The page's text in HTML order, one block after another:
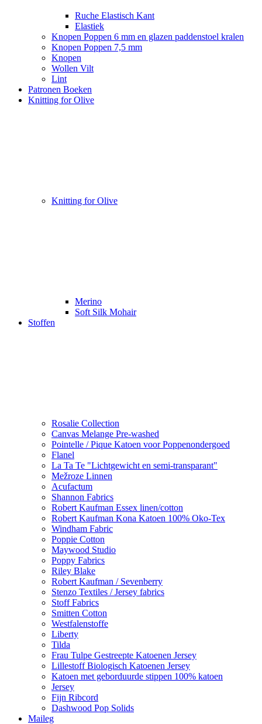
Ruche Elastisch Kant
Elastiek
Knopen Poppen 6 mm en glazen paddenstoel kralen
Knopen Poppen 7,5 mm
Knopen
Wollen Vilt
Lint
Patronen Boeken
Knitting for Olive
Knitting for Olive
Merino
Soft Silk Mohair
Stoffen
Rosalie Collection
Canvas Melange Pre-washed
Pointelle / Pique Katoen voor Poppenondergoed
Flanel
La Ta Te "Lichtgewicht en semi-transparant"
Mežroze Linnen
Acufactum
Shannon Fabrics
Robert Kaufman Essex linen/cotton
Robert Kaufman Kona Katoen 100% Oko-Tex
Windham Fabric
Poppie Cotton
Maywood Studio
Poppy Fabrics
Riley Blake
Robert Kaufman / Sevenberry
Stenzo Textiles / Jersey fabrics
Stoff Fabrics
Smitten Cotton
Westfalenstoffe
Liberty
Tilda
Frau Tulpe Gestreepte Katoenen Jersey
Lillestoff Biologisch Katoenen Jersey
Katoen met geborduurde stippen 100% katoen
Jersey
Fijn Ribcord
Dashwood Pop Solids
Maileg